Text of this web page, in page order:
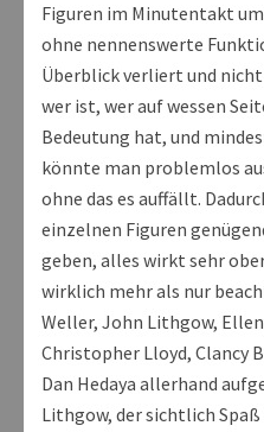
Figuren im Minutentakt
ohne nennenswerte
Überblick verliert und
wer ist, wer auf wessen
Bedeutung hat, und
könnte man problemlos
ohne das es auffällt.
einzelnen Figuren
geben, alles wirkt sehr
wirklich mehr als nur
Weller, John Lithgow,
Christopher Lloyd, Clancy
Dan Hedaya allerhand
Lithgow, der sichtlich